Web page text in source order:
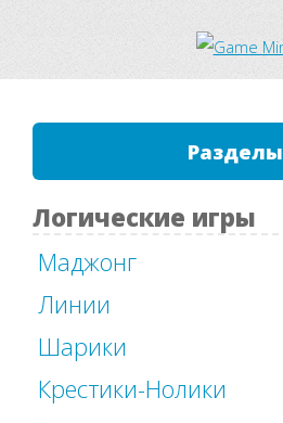
Разделы
Логические игры
Маджонг
Линии
Шарики
Крестики-Нолики